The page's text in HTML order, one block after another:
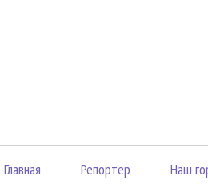
Главная Репортер Наш